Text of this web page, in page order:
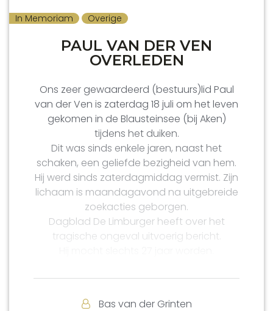
Bas van der Grinten
de crematie, en
foto’s
hiervoor de artikelen.
De stukjes stonden eerder in
VSV Vizier nr 6
van augustus 2009 .
In Memoriam Overige
PAUL VAN DER VEN
OVERLEDEN
Ons zeer gewaardeerd (bestuurs)lid Paul
van der Ven is zaterdag 18 juli om het leven
gekomen in de Blausteinsee (bij Aken)
tijdens het duiken.
Dit was sinds enkele jaren, naast het
schaken, een geliefde bezigheid van hem.
Hij werd sinds zaterdagmiddag vermist. Zijn
lichaam is maandagavond na uitgebreide
zoekacties geborgen.
Dagblad De Limburger heeft over het
tragische ongeval uitvoerig bericht.
De uitvaartdienst is maandag 27 juli om
Bas van der Grinten